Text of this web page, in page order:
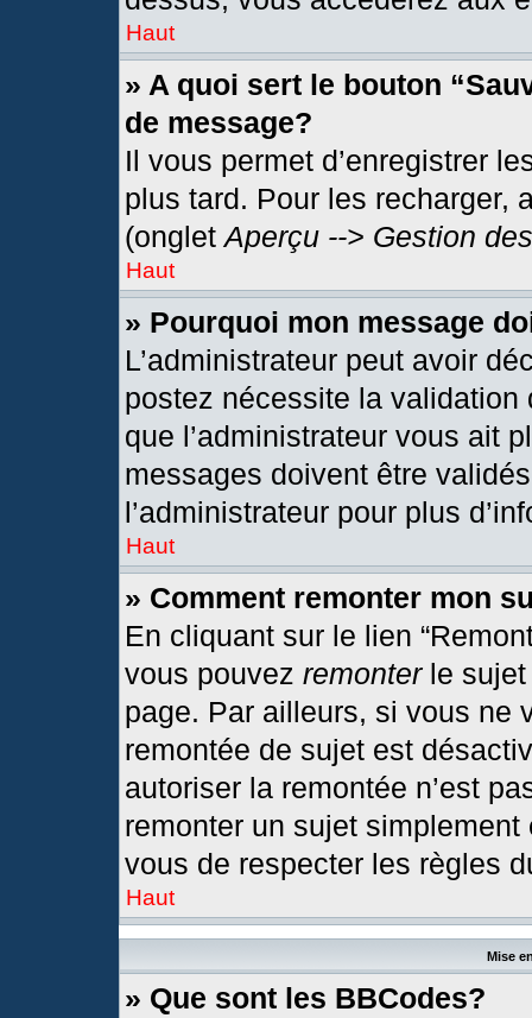
Haut
» A quoi sert le bouton
de message?
Il vous permet d’enregistrer
plus tard. Pour les recharger,
(ongletAperçu --> Gestion
Haut
» Pourquoi mon message
L’administrateur peut avoir
postez nécessite la
que l’administrateur vous ait
messages doivent être
l’administrateur pour plus
Haut
» Comment remonter mon
En cliquant sur le lien
vous pouvez remonterle sujet
page. Par ailleurs, si vous ne
remontée de sujet est
autoriser la remontée n’est
remonter un sujet
vous de respecter les règles
Haut
Mise
» Que sont les BBCodes?